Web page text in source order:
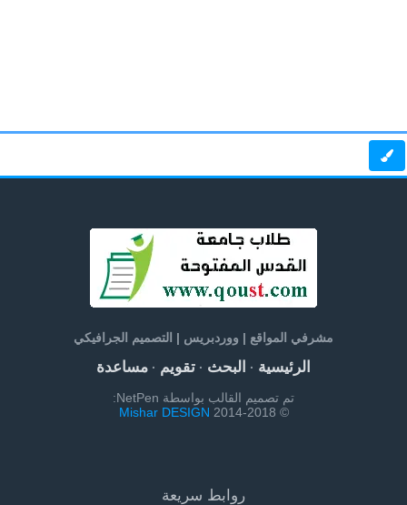
مشرفي المواقع | ووردبريس | التصميم الجرافيكي
الرئيسية· البحث· تقويم· مساعدة
تم تصميم القالب بواسطة NetPen:
© 2014-2018
Mishar DESIGN
روابط سريعة